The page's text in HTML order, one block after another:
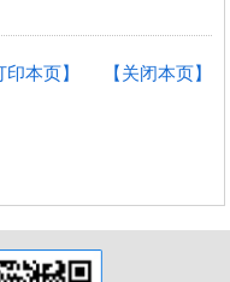
【关闭本页】
印本页】